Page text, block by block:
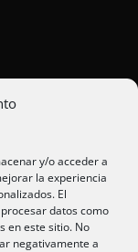
y/o acceder a
la experiencia
El
datos como
en este sitio. No
negativamente a